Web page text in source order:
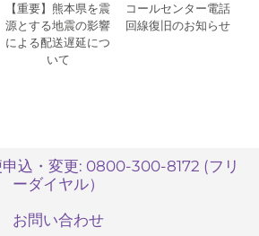
【重要】熊本県を震
源とする地震の影響
による配送遅延につ
いて
コールセンター電話
回線復旧のお知らせ
込・変更: 0800-300-8172 (フリ
ーダイヤル）
お問い合わせ